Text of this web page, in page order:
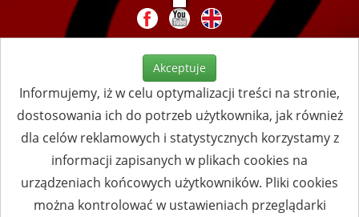
Akceptuje
Informujemy, iż w celu optymalizacji treści na stronie,
dostosowania ich do potrzeb użytkownika, jak również
dla celów reklamowych i statystycznych korzystamy z
informacji zapisanych w plikach cookies na
urządzeniach końcowych użytkowników. Pliki cookies
można kontrolować w ustawieniach przeglądarki